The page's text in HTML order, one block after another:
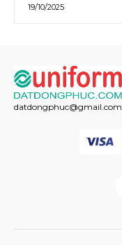
19/10/2025
datdongphuc@gmail.com